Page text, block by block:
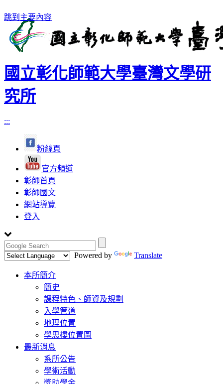
跳到主要內容
國立彰化師範大學臺灣文學研
究所
:::
粉絲頁
官方頻道
彰師首頁
彰師國文
網站導覽
登入
Powered by
Translate
Toggle
navigation
本所簡介
簡史
課程特色、師資及規劃
入學管道
地理位置
學思樓位置圖
最新消息
系所公告
學術活動